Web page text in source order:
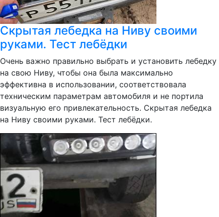
Скрытая лебедка на Ниву своими
руками. Тест лебёдки
Очень важно правильно выбрать и установить лебедку
на свою Ниву, чтобы она была максимально
эффективна в использовании, соответствовала
техническим параметрам автомобиля и не портила
визуальную его привлекательность. Скрытая лебедка
на Ниву своими руками. Тест лебёдки.